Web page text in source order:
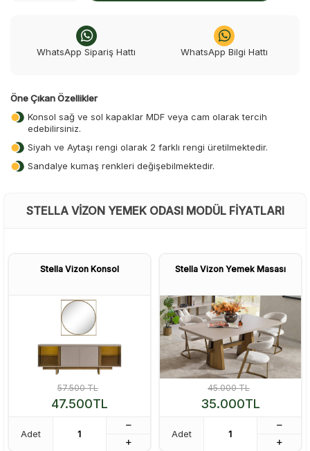
WhatsApp Sipariş Hattı WhatsApp Bilgi Hattı
Öne Çıkan Özellikler
Konsol sağ ve sol kapaklar MDF veya cam olarak tercih
edebilirsiniz.
Siyah ve Aytaşı rengi olarak 2 farklı rengi üretilmektedir.
Sandalye kumaş renkleri değişebilmektedir.
STELLA VIZON YEMEK ODASI MODÜL FIYATLARI
Stella Vizon Konsol
57.500TL
47.500TL
Adet
Stella Vizon Yemek Masası
45.000TL
35.000TL
Adet